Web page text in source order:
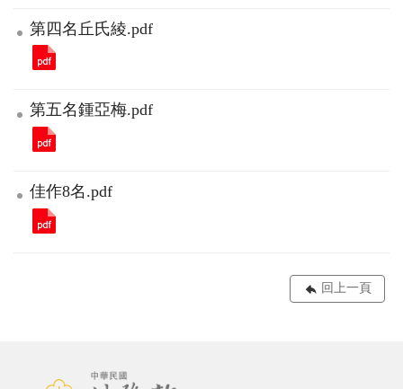
第四名丘氏綾.pdf
第五名鍾亞梅.pdf
佳作8名.pdf
回上一頁